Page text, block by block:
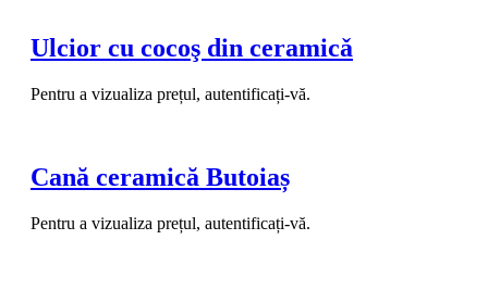
Ulcior cu cocoş din ceramicǎ
Pentru a vizualiza prețul, autentificați-vă.
Cană ceramică Butoiaș
Pentru a vizualiza prețul, autentificați-vă.